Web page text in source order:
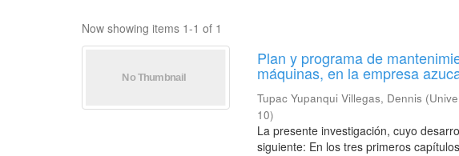
Now showing items 1-1 of 1
Plan y programa de
máquinas, en la empresa
Tupac Yupanqui Villegas, Dennis (
10)
La presente investigación, cuyo
siguiente: En los tres primeros